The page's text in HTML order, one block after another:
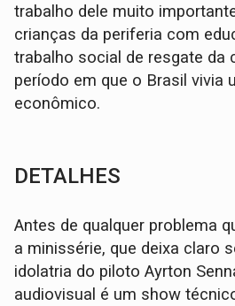
trabalho dele muito
crianças da periferia com
trabalho social de resgate da
período em que o Brasil vivia
econômico.
DETALHES
Antes de qualquer problema
a minissérie, que deixa claro
idolatria do piloto Ayrton
audiovisual é um show